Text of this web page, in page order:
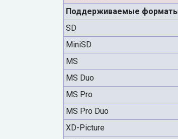
Поддерживаемые форматы
SD
MiniSD
MS
MS Duo
MS Pro
MS Pro Duo
XD-Picture